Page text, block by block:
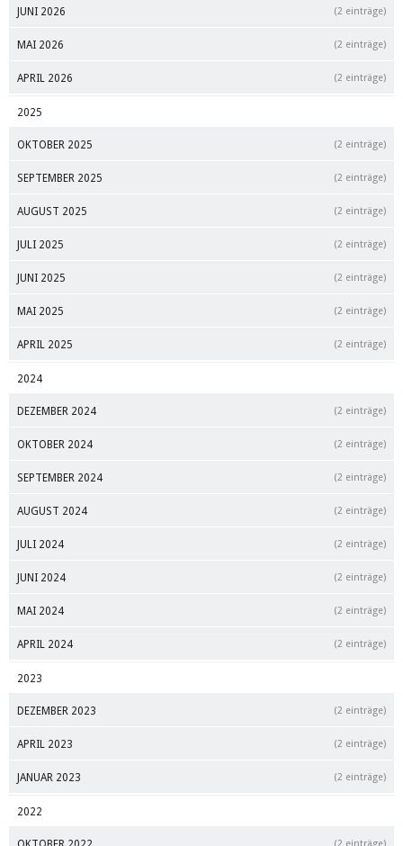
JUNI 2026 (2 einträge)
MAI 2026 (2 einträge)
APRIL 2026 (2 einträge)
2025
OKTOBER 2025 (2 einträge)
SEPTEMBER 2025 (2 einträge)
AUGUST 2025 (2 einträge)
JULI 2025 (2 einträge)
JUNI 2025 (2 einträge)
MAI 2025 (2 einträge)
APRIL 2025 (2 einträge)
2024
DEZEMBER 2024 (2 einträge)
OKTOBER 2024 (2 einträge)
SEPTEMBER 2024 (2 einträge)
AUGUST 2024 (2 einträge)
JULI 2024 (2 einträge)
JUNI 2024 (2 einträge)
MAI 2024 (2 einträge)
APRIL 2024 (2 einträge)
2023
DEZEMBER 2023 (2 einträge)
APRIL 2023 (2 einträge)
JANUAR 2023 (2 einträge)
2022